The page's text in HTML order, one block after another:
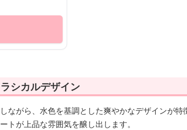
シカルデザイン
ながら、水色を基調とした爽やかなデザインが特
トが上品な雰囲気を醸し出します。